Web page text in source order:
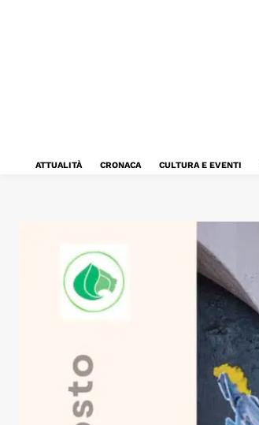
ATTUALITÀ CRONACA CULTURA E EVENTI